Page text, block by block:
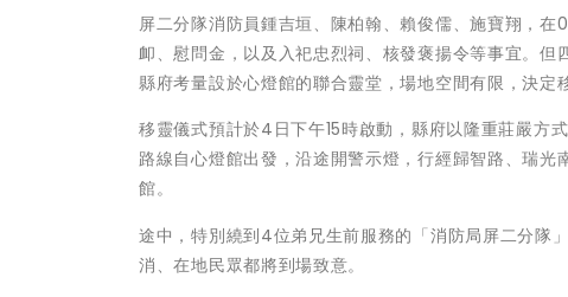
屏二分隊消防員鍾吉垣、陳柏翰、賴俊儒、施寶翔，
卹、慰問金，以及入祀忠烈祠、核發褒揚令等事宜。但
縣府考量設於心燈館的聯合靈堂，場地空間有限，決定
移靈儀式預計於4日下午15時啟動，縣府以隆重莊嚴方
路線自心燈館出發，沿途開警示燈，行經歸智路、瑞
館。
途中，特別繞到4位弟兄生前服務的「消防局屏二分隊
消、在地民眾都將到場致意。